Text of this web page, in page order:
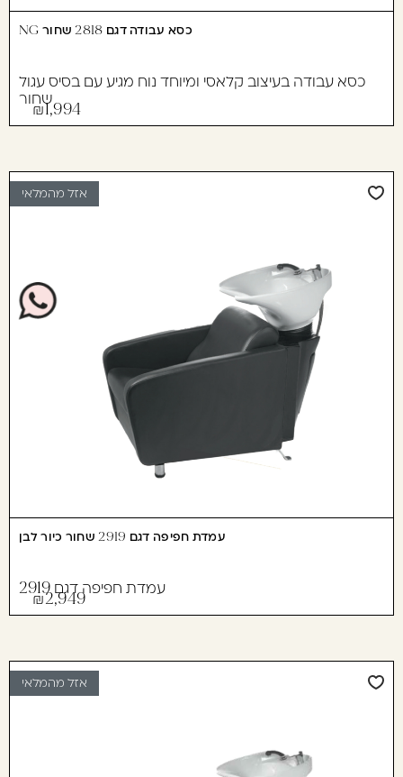
כסא עבודה דגם 2818 שחור NG
כסא עבודה בעיצוב קלאסי ומיוחד נוח מגיע עם בסיס עגול
שחור1,994
אזל מהמלאי
עמדת חפיפה דגם 2919 שחור כיור לבן
עמדת חפיפה דגם 2919
2,949
אזל מהמלאי